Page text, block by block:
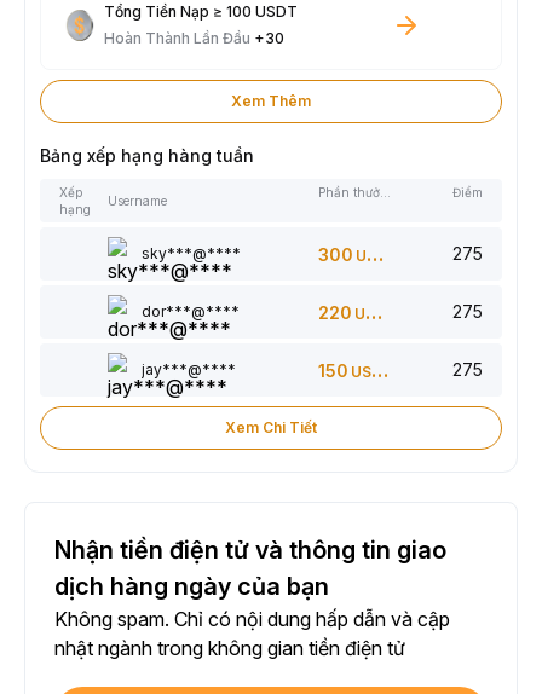
Tổng Tiền Nạp ≥ 100 USDT
Hoàn Thành Lần Đầu +30
Xem Thêm
Bảng xếp hạng hàng tuần
Xếp
hạng
Username
Điểm
sky***@**** 300 USDT 275
dor***@**** 220 USDT 275
jay***@**** 150 USDT 275
Xem Chi Tiết
Nhận tiền điện tử và thông tin giao
dịch hàng ngày của bạn
Không spam. Chỉ có nội dung hấp dẫn và cập
nhật ngành trong không gian tiền điện tử